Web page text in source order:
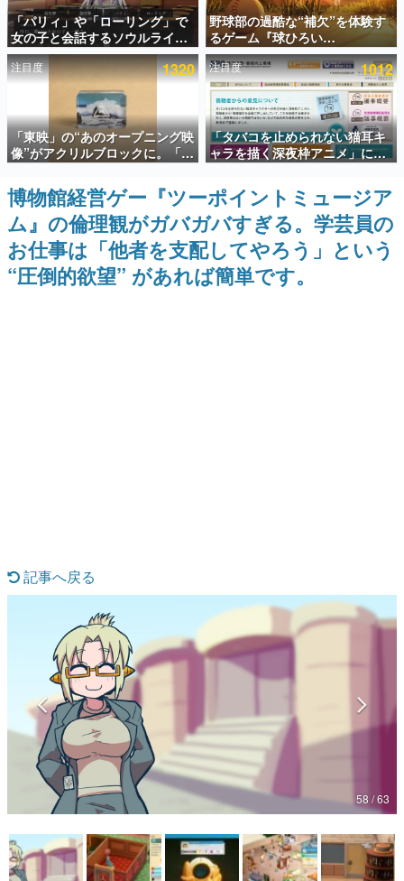
アプリセール情報
インタビュー
連載・特集一覧
殿堂入り記事
SNS拡散数が数千以上！ ページビュー数万以上！ などな
ど。多くの人々に読まれた、電ファミ渾身の“殿堂入り”記
事をまとめました。
ゲームの企画書
名作ゲームクリエイターの方々に製作時のエピソードをお
聞きし、ヒットする企画（ゲーム）とは何か？を探ってい
きます。
赫本
この物語を解いてはいけない。『赫本』は、〈試験問題〉
なんでゲームは面白い？
ゲーム開発者・hamatsu氏がゲームの魅力を画面や操作の
具体的な形から解き明かしていく、硬派で骨太な評論連載
です。
ゲームが変えた日本語
「経験値」「裏技」「ラスボス」… ゲームにまつわる言葉
の起源や用法の変遷を、コンピューター文化史研究家・タ
イニーP氏が徹底調査。
カテゴリ
マンガ
「パリィ」や「ローリング」で
女の子と会話するソウルライク
恋愛ゲーム『小早川さんはソウ
ルライク』無料公開。返事に失
敗すると「YOU DIED」
野球部の過酷な“補欠”を体験す
るゲーム『球ひろい
Simulator』が「1件」のウィッ
シュリストをもとにチェコ語に
対応しSNSで話題に。『キング
ダム・カム』開発元やチェコの
プロ野球選手から称賛の声
注目度 1320
「東映」の“あのオープニング映
像”がアクリルブロックに。「東
映ヒストリカル グッズコレクシ
ョン」が8月下旬より発売
注目度 1012
「タバコを止められない猫耳キ
ャラを描く深夜枠アニメ」に視
聴者の一部から批判意見。違法
薬物の使用と思しき描写も含め
て、BPOが議論を交わす
博物館経営ゲー『ツーポイントミュージア
ム』の倫理観がガバガバすぎる。学芸員の
お仕事は「他者を支配してやろう」という
“圧倒的欲望” があれば簡単です。
記事へ戻る
58 / 63